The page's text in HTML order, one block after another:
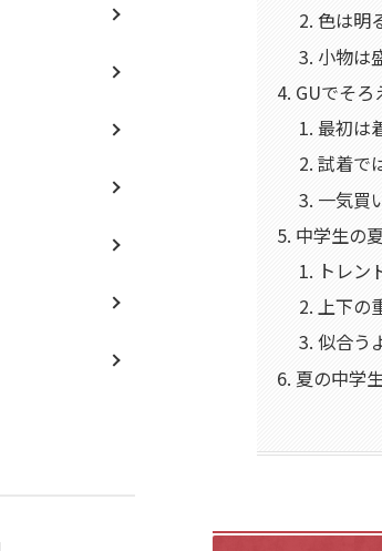
色は明
小物は
GUでそ
最初は
試着で
一気買
中学生の
トレン
上下の
似合う
夏の中学